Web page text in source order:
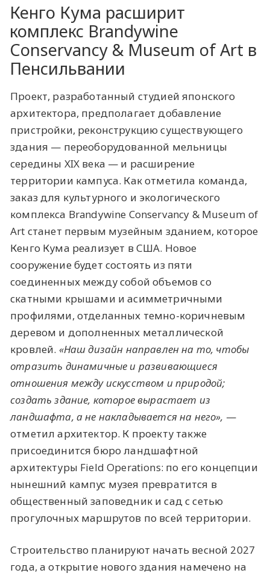
Кенго Кума расширит
комплекс Brandywine
Conservancy & Museum of Art в
Пенсильвании
Проект, разработанный студией японского
архитектора, предполагает добавление
пристройки, реконструкцию существующего
здания — переоборудованной мельницы
середины XIX века — и расширение
территории кампуса. Как отметила команда,
заказ для культурного и экологического
комплекса Brandywine Conservancy & Museum of
Art станет первым музейным зданием, которое
Кенго Кума реализует в США. Новое
сооружение будет состоять из пяти
соединенных между собой объемов со
скатными крышами и асимметричными
профилями, отделанных темно-коричневым
деревом и дополненных металлической
кровлей. «Наш дизайн направлен на то, чтобы
отразить динамичные и развивающиеся
отношения между искусством и природой;
создать здание, которое вырастает из
ландшафта, а не накладывается на него», —
отметил архитектор. К проекту также
присоединится бюро ландшафтной
архитектуры Field Operations: по его концепции
нынешний кампус музея превратится в
общественный заповедник и сад с сетью
прогулочных маршрутов по всей территории.
Строительство планируют начать весной 2027
года, а открытие нового здания намечено на